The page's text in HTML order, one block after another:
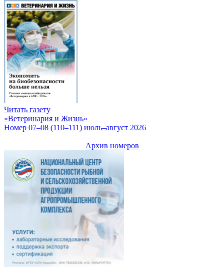
Читать газету
«Ветеринария и Жизнь»
Номер 07–08 (110–111) июль–август 2026
Архив номеров